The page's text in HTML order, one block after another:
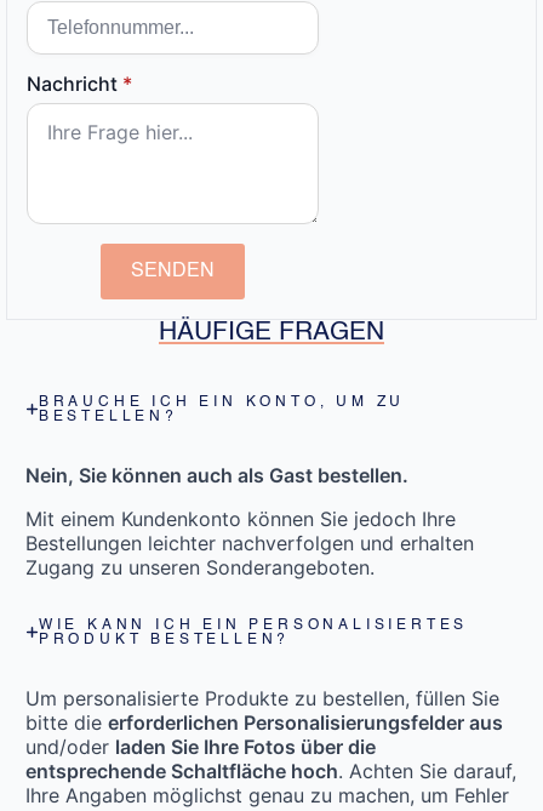
Nachricht *
SENDEN
HÄUFIGE FRAGEN
BRAUCHE ICH EIN KONTO, UM ZU
BESTELLEN?
Nein, Sie können auch als Gast bestellen.
Mit einem Kundenkonto können Sie jedoch Ihre
Bestellungen leichter nachverfolgen und erhalten
Zugang zu unseren Sonderangeboten.
WIE KANN ICH EIN PERSONALISIERTES
PRODUKT BESTELLEN?
Um personalisierte Produkte zu bestellen, füllen Sie
bitte die erforderlichen Personalisierungsfelder aus
und/oder laden Sie Ihre Fotos über die
entsprechende Schaltfläche hoch. Achten Sie darauf,
Ihre Angaben möglichst genau zu machen, um Fehler